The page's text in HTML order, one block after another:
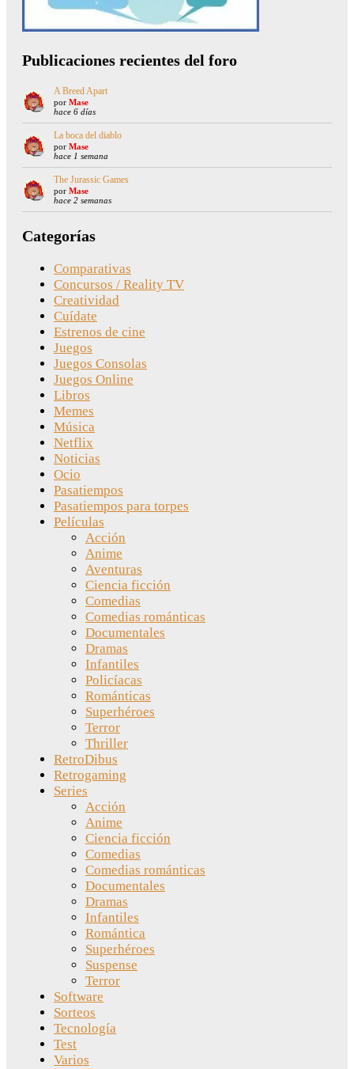
Publicaciones recientes del foro
A Breed Apart
por Mase
hace 6 días
La boca del diablo
por Mase
hace 1 semana
The Jurassic Games
por Mase
hace 2 semanas
Categorías
Comparativas
Concursos / Reality TV
Creatividad
Cuídate
Estrenos de cine
Juegos
Juegos Consolas
Juegos Online
Libros
Memes
Música
Netflix
Noticias
Ocio
Pasatiempos
Pasatiempos para torpes
Películas
Acción
Anime
Aventuras
Ciencia ficción
Comedias
Comedias románticas
Documentales
Dramas
Infantiles
Policíacas
Románticas
Superhéroes
Terror
Thriller
RetroDibus
Retrogaming
Series
Acción
Anime
Ciencia ficción
Comedias
Comedias románticas
Documentales
Dramas
Infantiles
Romántica
Superhéroes
Suspense
Terror
Software
Sorteos
Tecnología
Test
Varios